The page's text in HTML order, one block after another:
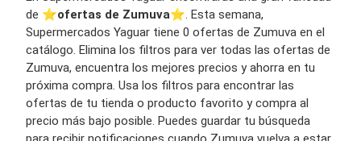
de ⭐️ofertas de Zumuva⭐️. Esta semana,
Supermercados Yaguar tiene 0 ofertas de Zumuva en el
catálogo. Elimina los filtros para ver todas las ofertas de
Zumuva, encuentra los mejores precios y ahorra en tu
próxima compra. Usa los filtros para encontrar las
ofertas de tu tienda o producto favorito y compra al
precio más bajo posible. Puedes guardar tu búsqueda